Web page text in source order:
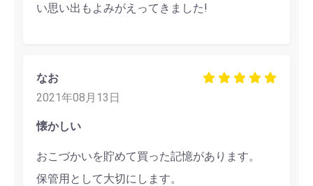
い思い出もよみがえってきました!
なお
2021年08月13日
懐かしい
おこづかいを貯めて買った記憶があります。
保管用として大切にします。